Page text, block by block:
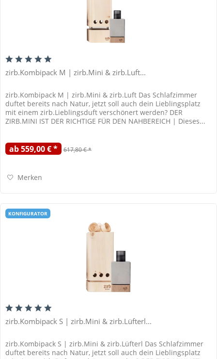
zirb.Kombipack M | zirb.Mini & zirb.Luft...
zirb.Kombipack M | zirb.Mini & zirb.Luft Das Schlafzimmer
duftet bereits nach Natur, jetzt soll auch dein Lieblingsplatz
mit einem zirb.Lieblingsduft verschönert werden? DER
ZIRB.MINI IST DER RICHTIGE FÜR DEN NAHBEREICH | Dieses...
ab 559,00 € * 617,80 € *
Merken
KONFIGURATOR
zirb.Kombipack S | zirb.Mini & zirb.Lüfterl...
zirb.Kombipack S | zirb.Mini & zirb.Lüfterl Das Schlafzimmer
duftet bereits nach Natur, jetzt soll auch dein Lieblingsplatz